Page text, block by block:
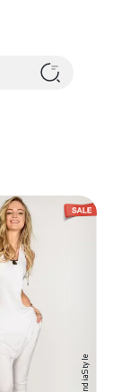
IndiaStyle